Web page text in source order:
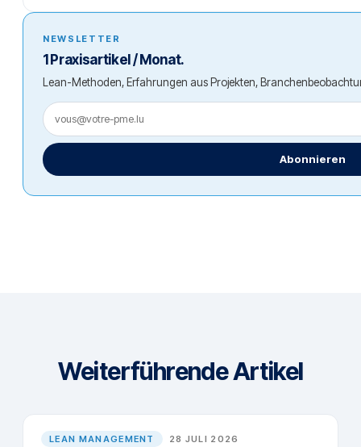
NEWSLETTER
1 Praxisartikel / Monat.
Lean-Methoden, Erfahrungen aus Projekten,
Abonnieren
Weiterführende Artikel
LEAN MANAGEMENT 28 JULI 2026